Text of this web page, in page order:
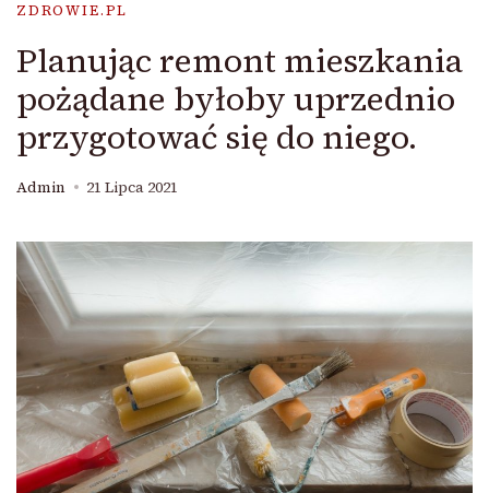
ZDROWIE.PL
Planując remont mieszkania
pożądane byłoby uprzednio
przygotować się do niego.
Admin 21 Lipca 2021